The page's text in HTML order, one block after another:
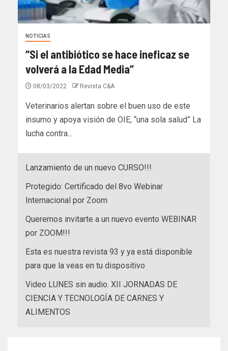
NOTICIAS
“Si el antibiótico se hace ineficaz se
volverá a la Edad Media”
08/03/2022 Revista C&A
Veterinarios alertan sobre el buen uso de este
insumo y apoya visión de OIE, “una sola salud” La
lucha contra...
Lanzamiento de un nuevo CURSO!!!
Protegido: Certificado del 8vo Webinar
Internacional por Zoom
Queremos invitarte a un nuevo evento WEBINAR
por ZOOM!!!
Esta es nuestra revista 93 y ya está disponible
para que la veas en tu dispositivo
Video LUNES sin audio. XII JORNADAS DE
CIENCIA Y TECNOLOGÍA DE CARNES Y
ALIMENTOS